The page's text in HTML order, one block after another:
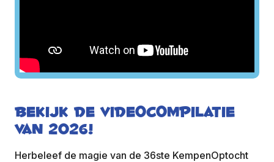
Bekijk de videocompilatie
van 2026!
Herbeleef de magie van de 36ste KempenOptocht